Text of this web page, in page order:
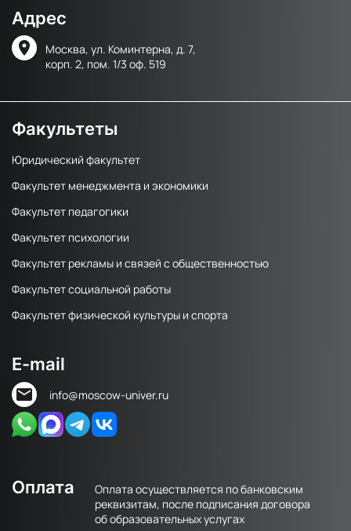
Адрес
Москва, ул. Коминтерна, д. 7,
корп. 2, пом. 1/3 оф. 519
Факультеты
Юридический факультет
Факультет менеджмента и экономики
Факультет педагогики
Факультет психологии
Факультет рекламы и связей с общественностью
Факультет социальной работы
Факультет физической культуры и спорта
E-mail
info@moscow-univer.ru
Оплата
Оплата осуществляется по банковским
реквизитам, после подписания договора
об образовательных услугах